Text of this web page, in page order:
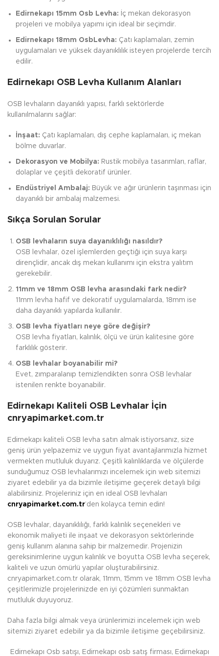
Edirnekapı 15mm Osb Levha: İç mekan dekorasyon
projeleri ve mobilya yapımı için ideal bir seçimdir.
Edirnekapı 18mm OsbLevha: Çatı kaplamaları, zemin
uygulamaları ve yüksek dayanıklılık isteyen projelerde tercih
edilir.
Edirnekapı OSB Levha Kullanım Alanları
OSB levhaların dayanıklı yapısı, farklı sektörlerde
kullanılmalarını sağlar:
İnşaat: Çatı kaplamaları, dış cephe kaplamaları, iç mekan
bölme duvarlar.
Dekorasyon ve Mobilya: Rustik mobilya tasarımları, raflar,
dolaplar ve çeşitli dekoratif ürünler.
Endüstriyel Ambalaj: Büyük ve ağır ürünlerin taşınması için
dayanıklı bir ambalaj malzemesi.
Sıkça Sorulan Sorular
OSB levhaların suya dayanıklılığı nasıldır?
OSB levhalar, özel işlemlerden geçtiği için suya karşı
dirençlidir, ancak dış mekan kullanımı için ekstra yalıtım
gerekebilir.
11mm ve 18mm OSB levha arasındaki fark nedir?
11mm levha hafif ve dekoratif uygulamalarda, 18mm ise
daha dayanıklı yapılarda kullanılır.
OSB levha fiyatları neye göre değişir?
OSB levha fiyatları, kalınlık, ölçü ve ürün kalitesine göre
farklılık gösterir.
OSB levhalar boyanabilir mi?
Evet, zımparalanıp temizlendikten sonra OSB levhalar
istenilen renkte boyanabilir.
Edirnekapı Kaliteli OSB Levhalar İçin
cnryapimarket.com.tr
Edirnekapı kaliteli OSB levha satın almak istiyorsanız, size
geniş ürün yelpazemiz ve uygun fiyat avantajlarımızla hizmet
vermekten mutluluk duyarız. Çeşitli kalınlıklarda ve ölçülerde
sunduğumuz OSB levhalarımızı incelemek için web sitemizi
ziyaret edebilir ya da bizimle iletişime geçerek detaylı bilgi
alabilirsiniz. Projeleriniz için en ideal OSB levhaları
cnryapimarket.com.tr’den kolayca temin edin!
OSB levhalar, dayanıklılığı, farklı kalınlık seçenekleri ve
ekonomik maliyeti ile inşaat ve dekorasyon sektörlerinde
geniş kullanım alanına sahip bir malzemedir. Projenizin
gereksinimlerine uygun kalınlık ve boyutta OSB levha seçerek,
kaliteli ve uzun ömürlü yapılar oluşturabilirsiniz.
cnryapimarket.com.tr olarak, 11mm, 15mm ve 18mm OSB levha
çeşitlerimizle projelerinizde en iyi çözümleri sunmaktan
mutluluk duyuyoruz.
Daha fazla bilgi almak veya ürünlerimizi incelemek için web
sitemizi ziyaret edebilir ya da bizimle iletişime geçebilirsiniz.
Edirnekapı Osb satışı, Edirnekapı osb satış firması, Edirnekapı